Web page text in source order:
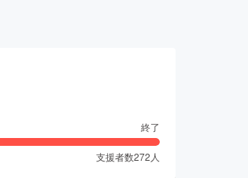
終了
支援者数272 人